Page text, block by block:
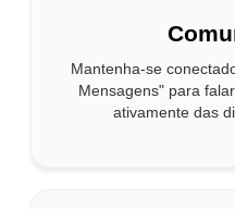
Mantenha-se
Mensagens" para
ativamente das